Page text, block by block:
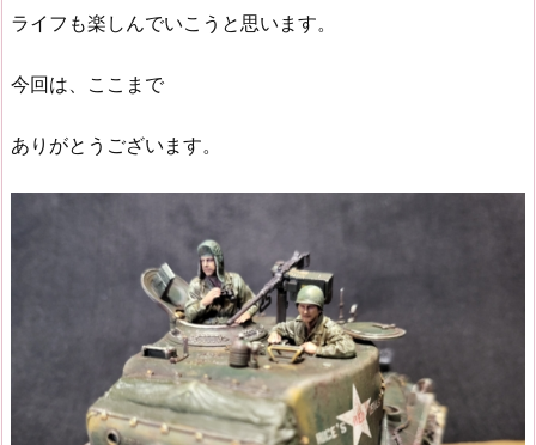
ライフも楽しんでいこうと思います。
今回は、ここまで
ありがとうございます。